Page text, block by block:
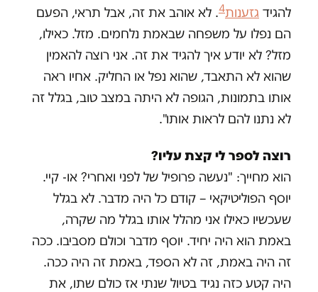
להגיד גזענות4. לא אוהב את זה, אבל תראי, הפעם
הם נפלו על משפחה שבאמת נלחמים. מזל. כאילו,
מזל? לא יודע איך להגיד את זה. אני רוצה להאמין
שהוא לא התאבד, שהוא נפל או החליק. אחיו ראה
אותו בתמונות, הגופה לא היתה במצב טוב, בגלל זה
לא נתנו להם לראות אותו".
רוצה לספר לי קצת עליו?
הוא מחייך: "נעשה פרופיל של לפני ואחרי? או- קיי.
יוסף הפוליטיקאי – קודם כל היה מדבר. לא בגלל
שעכשיו כאילו אני מהלל אותו בגלל מה שקרה,
באמת הוא היה יחיד. יוסף מדבר וכולם מסביבו. ככה
זה היה באמת, זה לא הספד, באמת זה היה ככה.
היה קטע כזה נגיד בטיול שנתי אז כולם שתו, את